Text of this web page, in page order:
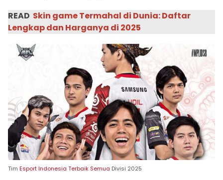
READ Skin game Termahal di Dunia: Daftar
Lengkap dan Harganya di 2025
Tim Esport Indonesia Terbaik Semua Divisi 2025